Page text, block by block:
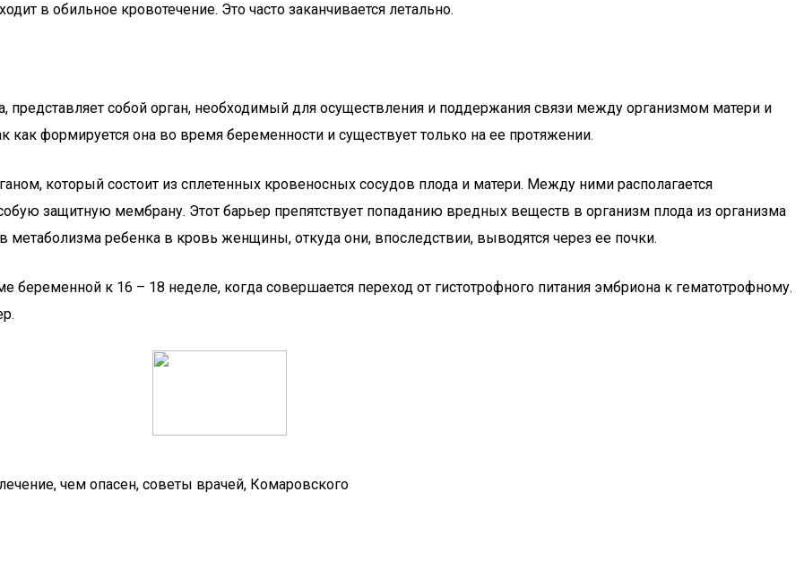
в обильное кровотечение. Это часто заканчивается летально.
представляет собой орган, необходимый для осуществления и поддержания связи между организмом матери и
как формируется она во время беременности и существует только на ее протяжении.
который состоит из сплетенных кровеносных сосудов плода и матери. Между ними располагается
защитную мембрану. Этот барьер препятствует попаданию вредных веществ в организм плода из организма
ребенка в кровь женщины, откуда они, впоследствии, выводятся через ее почки.
беременной к 16 – 18 неделе, когда совершается переход от гистотрофного питания эмбриона к гематотрофному.
чем опасен, советы врачей, Комаровского